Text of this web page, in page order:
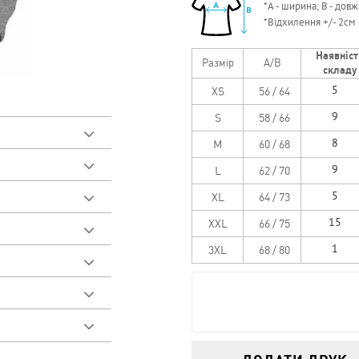
і бічні кишені з
відео
поле необхідно
розмірі
робіт для
*А - ширина; B -
*Відхилення +/- 2см
Размір A/B
складу
XS 56 / 64
S 58 / 66
M 60 / 68
L 62 / 70
XL 64 / 73
XXL 66 / 75
3XL 68 / 80